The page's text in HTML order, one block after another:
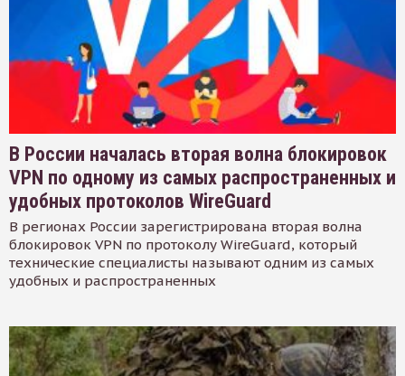
В России началась вторая волна блокировок
VPN по одному из самых распространенных и
удобных протоколов WireGuard
В регионах России зарегистрирована вторая волна
блокировок VPN по протоколу WireGuard, который
технические специалисты называют одним из самых
удобных и распространенных